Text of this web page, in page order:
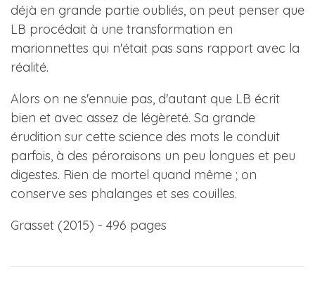
déjà en grande partie oubliés, on peut penser que
LB procédait à une transformation en
marionnettes qui n'était pas sans rapport avec la
réalité.
Alors on ne s'ennuie pas, d'autant que LB écrit
bien et avec assez de légèreté. Sa grande
érudition sur cette science des mots le conduit
parfois, à des péroraisons un peu longues et peu
digestes. Rien de mortel quand même ; on
conserve ses phalanges et ses couilles.
Grasset (2015) - 496 pages